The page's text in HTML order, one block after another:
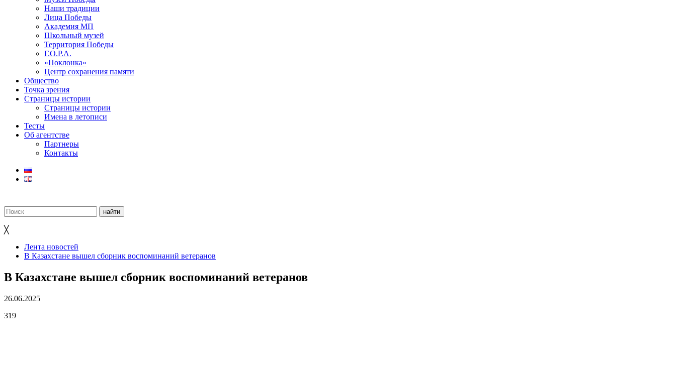
Наши традиции
Лица Победы
Академия МП
Школьный музей
Территория Победы
Г.О.Р.А.
«Поклонка»
Центр сохранения памяти
Общество
Точка зрения
Страницы истории
Страницы истории
Имена в летописи
Тесты
Об агентстве
Партнеры
Контакты
╳
Лента новостей
В Казахстане вышел сборник воспоминаний ветеранов
В Казахстане вышел сборник воспоминаний ветеранов
26.06.2025
319